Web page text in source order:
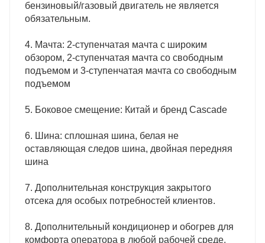
бензиновый/газовый двигатель не является
обязательным.
4. Мачта: 2-ступенчатая мачта с широким
обзором, 2-ступенчатая мачта со свободным
подъемом и 3-ступенчатая мачта со свободным
подъемом
5. Боковое смещение: Китай и бренд Cascade
6. Шина: сплошная шина, белая не
оставляющая следов шина, двойная передняя
шина
7. Дополнительная конструкция закрытого
отсека для особых потребностей клиентов.
8. Дополнительный кондиционер и обогрев для
комфорта оператора в любой рабочей среде.